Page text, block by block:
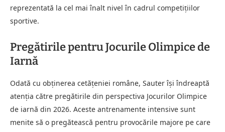
reprezentată la cel mai înalt nivel în cadrul competițiilor
sportive.
Pregătirile pentru Jocurile Olimpice de
Iarnă
Odată cu obținerea cetățeniei române, Sauter își îndreaptă
atenția către pregătirile din perspectiva Jocurilor Olimpice
de iarnă din 2026. Aceste antrenamente intensive sunt
menite să o pregătească pentru provocările majore pe care